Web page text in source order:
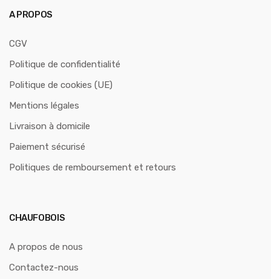
A PROPOS
CGV
Politique de confidentialité
Politique de cookies (UE)
Mentions légales
Livraison à domicile
Paiement sécurisé
Politiques de remboursement et retours
CHAUFOBOIS
A propos de nous
Contactez-nous